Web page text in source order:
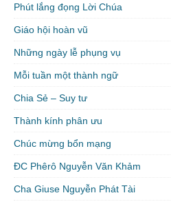
Phút lắng đọng Lời Chúa
Giáo hội hoàn vũ
Những ngày lễ phụng vụ
Mỗi tuần một thành ngữ
Chia Sẻ – Suy tư
Thành kính phân ưu
Chúc mừng bổn mạng
ĐC Phêrô Nguyễn Văn Khảm
Cha Giuse Nguyễn Phát Tài